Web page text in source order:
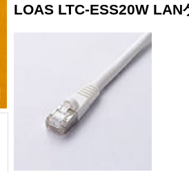
LOAS LTC-ESS20W